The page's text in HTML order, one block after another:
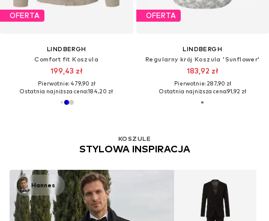
OFERTA
LINDBERGH
Comfort fit Koszula
199,43 zł
Pierwotnie: 479,90 zł
Ostatnia najniższa cena:184,20 zł
OFERTA
LINDBERGH
Regularny krój Koszula 'Sunflower'
183,92 zł
Pierwotnie: 287,90 zł
Ostatnia najniższa cena:91,92 zł
KOSZULE
STYLOWA INSPIRACJA
Hannes